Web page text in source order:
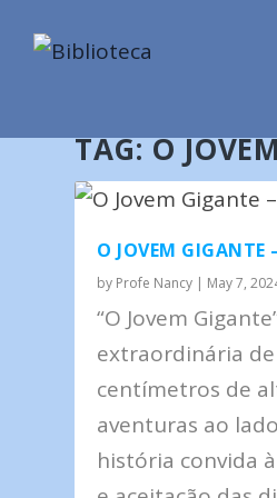
TAG:O
O JOVEM GIGANTE
by Profe Nancy | May 7,
“O Jovem
extraordinária
centímetros de
aventuras ao
história convida